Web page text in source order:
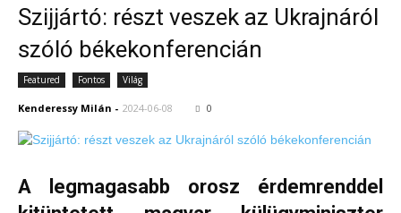
Szijjártó: részt veszek az Ukrajnáról
szóló békekonferencián
Featured Fontos Világ
Kenderessy Milán - 2024-06-08 0
A legmagasabb orosz érdemrenddel